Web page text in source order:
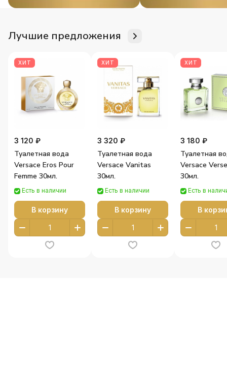
Лучшие предложения
ХИТ
3 120 ₽
Туалетная вода
Versace Eros Pour
Femme 30мл.
Есть в наличии
В корзину
ХИТ
3 320 ₽
Туалетная вода
Versace Vanitas
30мл.
Есть в наличии
В корзину
ХИТ
3 180 ₽
Туалетная
Versace
30мл.
Есть в
В